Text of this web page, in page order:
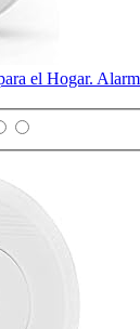
el Hogar.